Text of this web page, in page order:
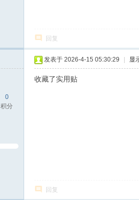
回复
0
积分
发表于 2026-4-15 05:30:29 显
收藏了实用贴
回复